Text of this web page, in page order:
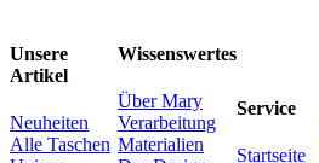
Unsere
Artikel
Neuheiten
Alle Taschen
Wissenswertes
Über Mary
Verarbeitung
Materialien
Service
Startseite